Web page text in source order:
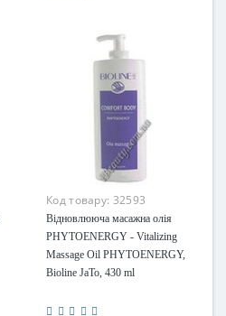
Код товару: 32593
Відновлююча масажна олія
PHYTOENERGY - Vitalizing
Massage Oil PHYTOENERGY,
Bioline JaTo, 430 ml